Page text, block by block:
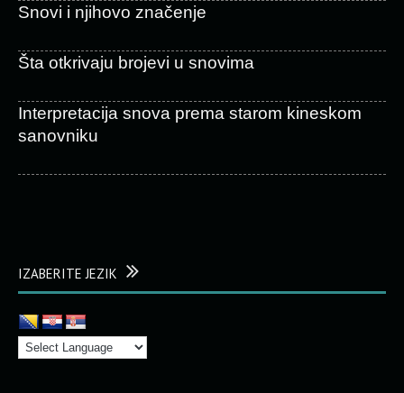
Snovi i njihovo značenje
Šta otkrivaju brojevi u snovima
Interpretacija snova prema starom kineskom
sanovniku
IZABERITE JEZIK